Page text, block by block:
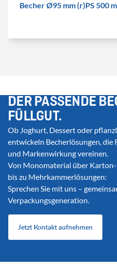
Becher Ø95 mm (r)PS 500
DER PASSENDE
FÜLLGUT.
Ob Joghurt, Dessert oder
entwickeln Becherlösungen,
und Markenwirkung vereinen.
Von Monomaterial über
bis zu Mehrkammerlösungen:
Sprechen Sie mit uns –
Verpackungsgeneration.
Jetzt Kontakt aufnehmen